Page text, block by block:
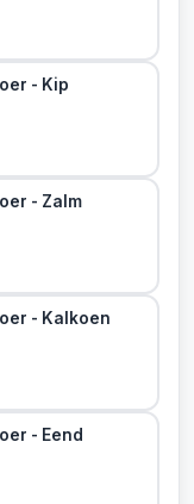
- Kip
- Zalm
- Kalkoen
- Eend